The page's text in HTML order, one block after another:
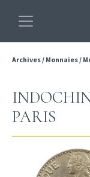
Archives/ Monnaies/
PARIS